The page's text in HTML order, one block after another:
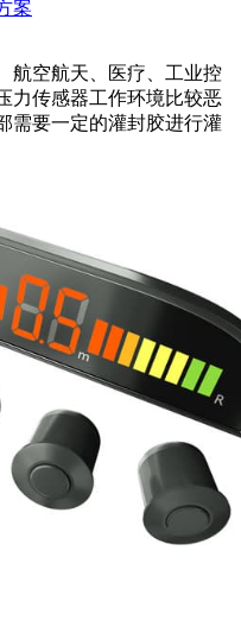
案
航空航天、医疗、工业控
力传感器工作环境比较恶
需要一定的灌封胶进行灌